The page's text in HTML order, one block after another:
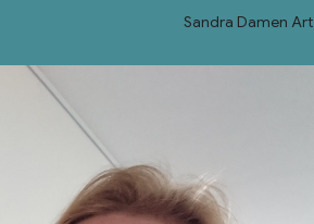
Sandra Damen Art